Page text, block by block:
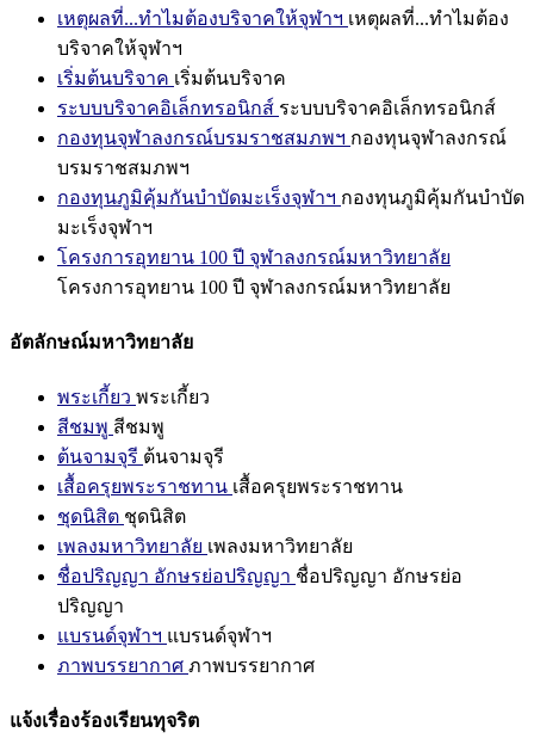
เหตุผลที่...ทำไมต้องบริจาคให้จุฬาฯ เหตุผลที่...ทำไมต้อง
บริจาคให้จุฬาฯ
เริ่มต้นบริจาค เริ่มต้นบริจาค
ระบบบริจาคอิเล็กทรอนิกส์ ระบบบริจาคอิเล็กทรอนิกส์
กองทุนจุฬาลงกรณ์บรมราชสมภพฯ กองทุนจุฬาลงกรณ์
บรมราชสมภพฯ
กองทุนภูมิคุ้มกันบำบัดมะเร็งจุฬาฯ กองทุนภูมิคุ้มกันบำบัด
มะเร็งจุฬาฯ
โครงการอุทยาน 100 ปี จุฬาลงกรณ์มหาวิทยาลัย
โครงการอุทยาน 100 ปี จุฬาลงกรณ์มหาวิทยาลัย
อัตลักษณ์มหาวิทยาลัย
พระเกี้ยว พระเกี้ยว
สีชมพู สีชมพู
ต้นจามจุรี ต้นจามจุรี
เสื้อครุยพระราชทาน เสื้อครุยพระราชทาน
ชุดนิสิต ชุดนิสิต
เพลงมหาวิทยาลัย เพลงมหาวิทยาลัย
ชื่อปริญญา อักษรย่อปริญญา ชื่อปริญญา อักษรย่อ
ปริญญา
แบรนด์จุฬาฯ แบรนด์จุฬาฯ
ภาพบรรยากาศ ภาพบรรยากาศ
แจ้งเรื่องร้องเรียนทุจริต